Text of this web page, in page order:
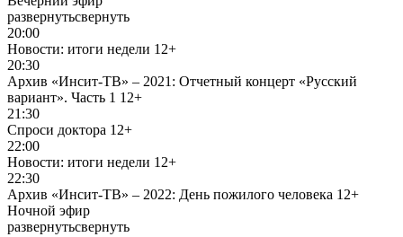
развернутьсвернуть
20:00
Новости: итоги недели 12+
20:30
Архив «Инсит-ТВ» – 2021: Отчетный концерт «Русский
вариант». Часть 1 12+
21:30
Спроси доктора 12+
22:00
Новости: итоги недели 12+
22:30
Архив «Инсит-ТВ» – 2022: День пожилого человека 12+
Ночной эфир
развернутьсвернуть